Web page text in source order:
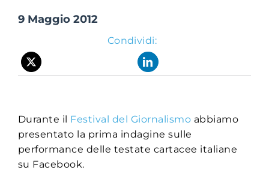
9 Maggio 2012
Condividi:
Durante il Festival del Giornalismo abbiamo
presentato la prima indagine sulle
performance delle testate cartacee italiane
su Facebook.